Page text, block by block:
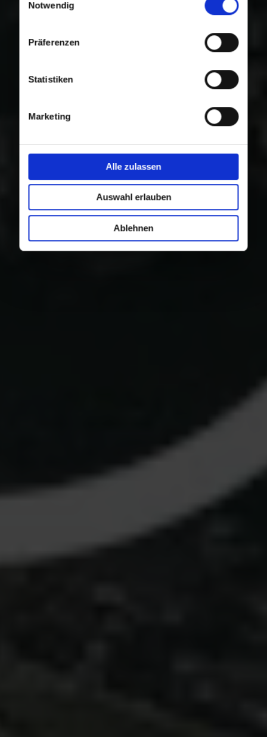
Nutzung der Dienste gesammelt haben.
Notwendig
Präferenzen
Statistiken
Marketing
Alle zulassen
Auswahl erlauben
Ablehnen